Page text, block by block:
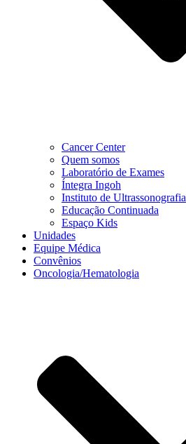
Cancer Center
Quem somos
Laboratório de Exames
Íntegra Ingoh
Instituto de Ultrassonografia
Educação Continuada
Espaço Kids
Unidades
Equipe Médica
Convênios
Oncologia/Hematologia